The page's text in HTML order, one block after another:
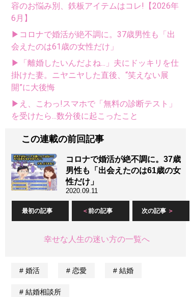
容のお悩み別、鉄板アイテムはコレ!【2026年
6月】
▶コロナで婚活が絶不調に。37歳男性も「出
会えたのは61歳の女性だけ」
▶「離婚したいんだよね...」夫にドッキリを仕
掛けた妻。ニヤニヤした直後、“笑えない展
開”に大後悔
▶え、こわっ!スマホで「無料の診断テスト」
を受けたら...数分後に起こったこと
この連載の前回記事
コロナで婚活が絶不調に。37歳
男性も「出会えたのは61歳の女
性だけ」
2020.09.11
最初の記事 前の記事 次の記事
幸せな人生の迷い方の一覧へ
婚活 恋愛 結婚
結婚相談所